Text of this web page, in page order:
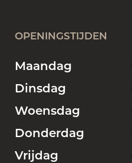
OPENINGSTIJDEN
Maandag
Dinsdag
Woensdag
Donderdag
Vrijdag